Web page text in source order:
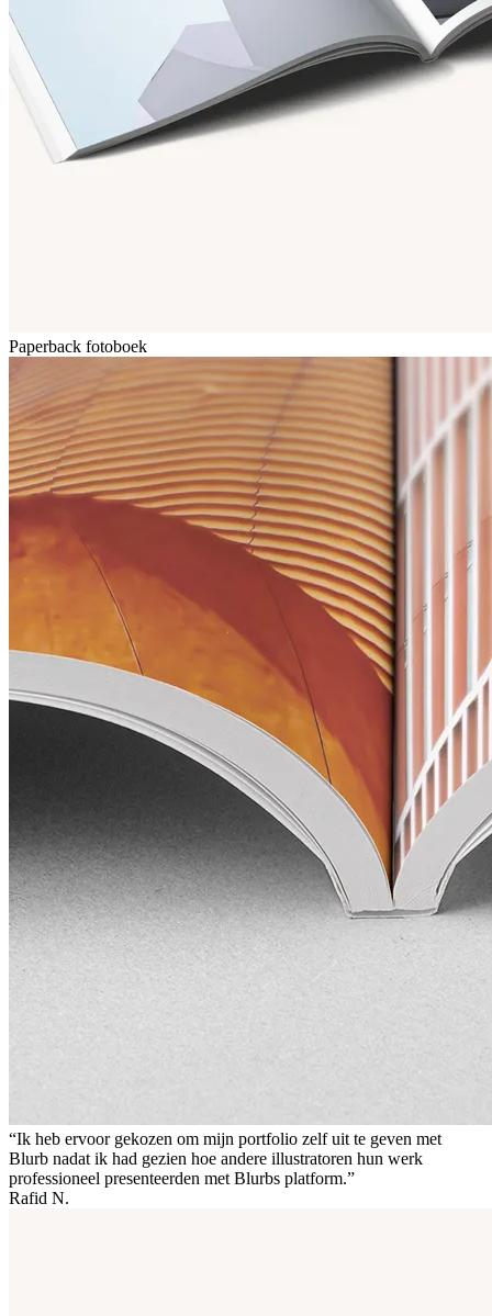
Paperback fotoboek
“Ik heb ervoor gekozen om mijn portfolio zelf uit te geven met
Blurb nadat ik had gezien hoe andere illustratoren hun werk
professioneel presenteerden met Blurbs platform.”
Rafid N.